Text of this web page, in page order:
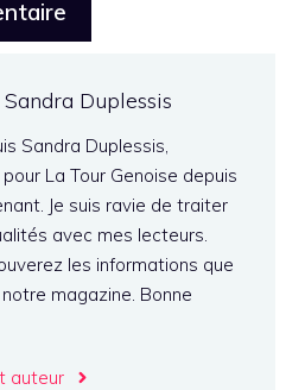
Duplessis
Sandra Duplessis,
La Tour Genoise depuis
Je suis ravie de traiter
avec mes lecteurs.
les informations que
magazine. Bonne
auteur